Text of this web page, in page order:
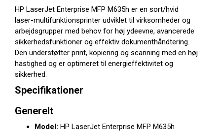
HP LaserJet Enterprise MFP M635h er en sort/hvid
laser-multifunktionsprinter udviklet til virksomheder og
arbejdsgrupper med behov for høj ydeevne, avancerede
sikkerhedsfunktioner og effektiv dokumenthåndtering.
Den understøtter print, kopiering og scanning med en høj
hastighed og er optimeret til energieffektivitet og
sikkerhed.
Specifikationer
Generelt
Model: HP LaserJet Enterprise MFP M635h